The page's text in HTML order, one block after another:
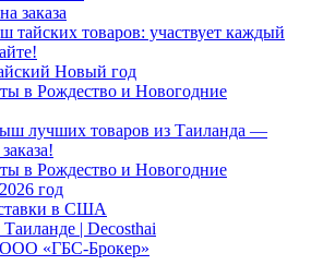
заказа
тайских товаров: участвует каждый
Новый год
в Рождество и Новогодние
лучших товаров из Таиланда —
в Рождество и Новогодние
год
в США
| Decosthai
ООО «ГБС-Брокер»